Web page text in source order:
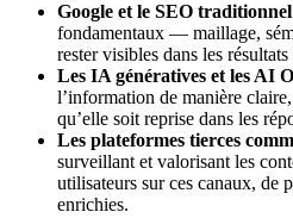
Google et le SEO traditionnel
fondamentaux — maillage,
rester visibles dans les
Les IA génératives et les AI
l’information de manière
qu’elle soit reprise dans les
Les plateformes tierces
surveillant et valorisant les
utilisateurs sur ces canaux, de
enrichies.